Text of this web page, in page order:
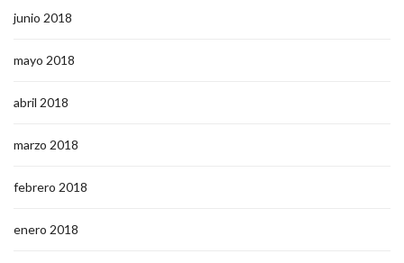
junio 2018
mayo 2018
abril 2018
marzo 2018
febrero 2018
enero 2018